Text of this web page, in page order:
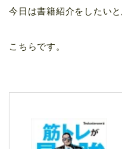
今日は書籍紹介をしたいと
こちらです。